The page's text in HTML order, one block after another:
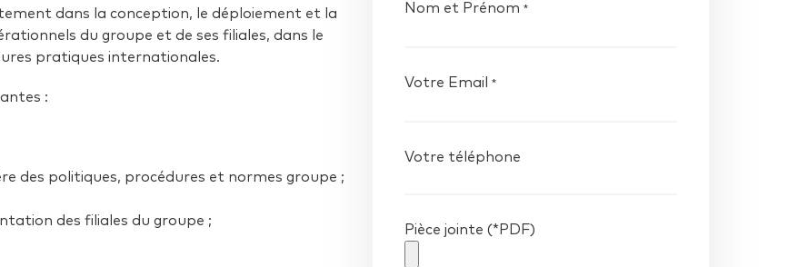
dans la conception, le déploiement et la
du groupe et de ses filiales, dans le
pratiques internationales.
:
des politiques, procédures et normes groupe ;
des filiales du groupe ;
Nom et Prénom *
Votre Email *
Votre téléphone
Pièce jointe (*PDF)